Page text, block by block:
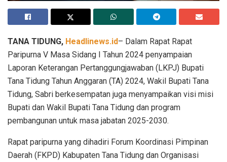
TANA TIDUNG, Headlinews.id– Dalam Rapat Rapat
Paripurna V Masa Sidang I Tahun 2024 penyampaian
Laporan Keterangan Pertanggungjawaban (LKPJ) Bupati
Tana Tidung Tahun Anggaran (TA) 2024, Wakil Bupati Tana
Tidung, Sabri berkesempatan juga menyampaikan visi misi
Bupati dan Wakil Bupati Tana Tidung dan program
pembangunan untuk masa jabatan 2025-2030.
Rapat paripurna yang dihadiri Forum Koordinasi Pimpinan
Daerah (FKPD) Kabupaten Tana Tidung dan Organisasi